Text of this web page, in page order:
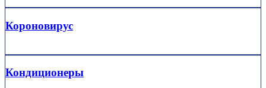
Короновирус
Кондиционеры